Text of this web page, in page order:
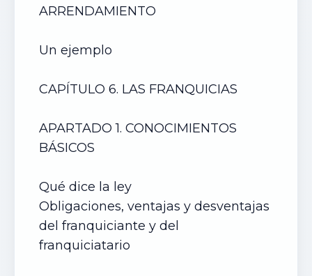
ARRENDAMIENTO
Un ejemplo
CAPÍTULO 6. LAS FRANQUICIAS
APARTADO 1. CONOCIMIENTOS
BÁSICOS
Qué dice la ley
Obligaciones, ventajas y desventajas
del franquiciante y del
franquiciatario